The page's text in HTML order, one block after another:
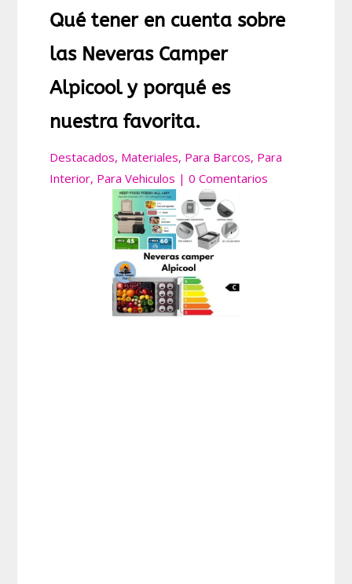
Qué tener en cuenta sobre
las Neveras Camper
Alpicool y porqué es
nuestra favorita.
Destacados, Materiales, Para Barcos, Para
Interior, Para Vehiculos | 0 Comentarios